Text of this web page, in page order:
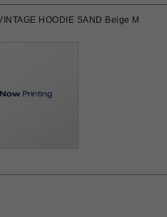
HOODIE SAND Beige M